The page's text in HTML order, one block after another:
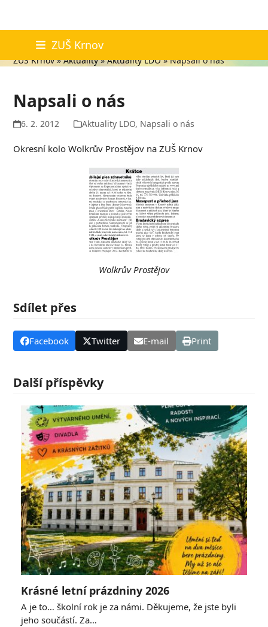
content
ZUŠ Krnov
Aktuality
ZUŠ Krnov»Aktuality»Aktuality LDO»Napsali o nás
Napsali o nás
6. 2. 2012 Aktuality LDO, Napsali o nás
Okresní kolo Wolkrův Prostějov na ZUŠ Krnov
Wolkrův Prostějov
Sdílet přes
Facebook Twitter E-mail Print
Další příspěvky
Krásné letní prázdniny 2026
A je to… školní rok je za námi. Děkujeme, že jste byli
jeho součástí. Za…